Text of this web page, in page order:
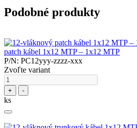
Podobné produkty
patch kábel 1x12 MTP – 1x12 MTP
P/N: PC12yyy-zzzz-xxx
Zvoľte variant
+ -
ks